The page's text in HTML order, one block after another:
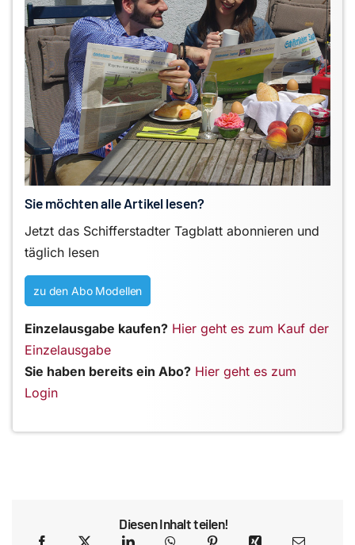
Sie möchten alle Artikel lesen?
Jetzt das Schifferstadter Tagblatt abonnieren und
täglich lesen
zu den Abo Modellen
Einzelausgabe kaufen? Hier geht es zum Kauf der
Einzelausgabe
Sie haben bereits ein Abo? Hier geht es zum
Login
Diesen Inhalt teilen!